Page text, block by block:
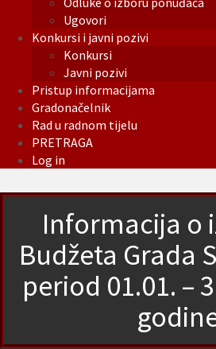
Ugovori
Konkursi i javni pozivi
Konkursi
Javni pozivi
Pristup informacijama
Gradonačelnik
Rad u radnom tijelu
PRETRAGA
Log in
Informacija o
Budžeta Grada
period 01.01. –